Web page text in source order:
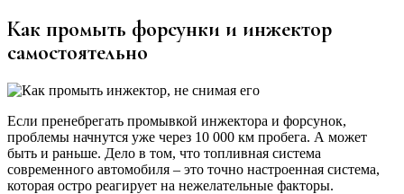
Как промыть форсунки и инжектор
самостоятельно
Если пренебрегать промывкой инжектора и форсунок,
проблемы начнутся уже через 10 000 км пробега. А может
быть и раньше. Дело в том, что топливная система
современного автомобиля – это точно настроенная система,
которая остро реагирует на нежелательные факторы.